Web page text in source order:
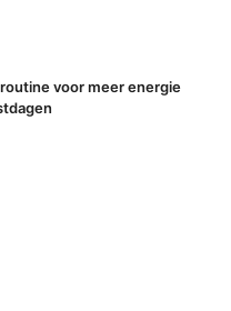
voor meer energie